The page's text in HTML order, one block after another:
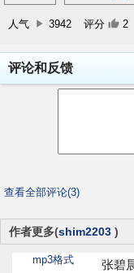
人气 3942 评分 2
评论和反馈
查看全部评论(3)
作者更多(shim2203 )
mp3格式 张碧